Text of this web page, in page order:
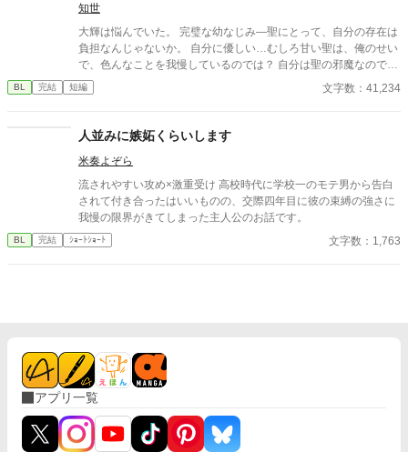
知世
大輝は悩んでいた。 完璧な幼なじみ―聖にとって、自分の存在は
負担なんじゃないか。 自分に優しい…むしろ甘い聖は、俺のせい
で、色んなことを我慢しているのでは？ 自分は聖の邪魔なので
は？ ネガティブな思考に陥った大輝は、ある日、決断する。 幼な
じみ離れをしよう、と。 一方で、聖もまた、悩んでいた。 彼は狂
情を、暴走してしまいそうな心身を、理性でひたすら耐えてい
た。 心から愛する人を、大切にしたい、慈しみたい、その一心
で。 大輝が望むなら、ずっと親友でいるよ。頼りになって、甘え
られる、そんな幼なじみのままでいい。 だから、せめて、隣にい
たい。一生。死ぬまで共にいよう、大輝。 それが叶わないなら、
俺は…。俺は、大輝の望む、幼なじみで親友の聖、ではいられな
ンプの時、思い付いたので書きました） 受けと攻め、交互に視点
BL 完結 短編 文字数：41,234
人並みに嫉妬くらいします
米奏よぞら
流されやすい攻め×激重受け 高校時代に学校一のモテ男から告白
されて付き合ったはいいものの、交際四年目に彼の束縛の強さに
我慢の限界がきてしまった主人公のお話です。
BL 完結 ｼｮｰﾄｼｮｰﾄ 文字数：1,763
アプリ一覧